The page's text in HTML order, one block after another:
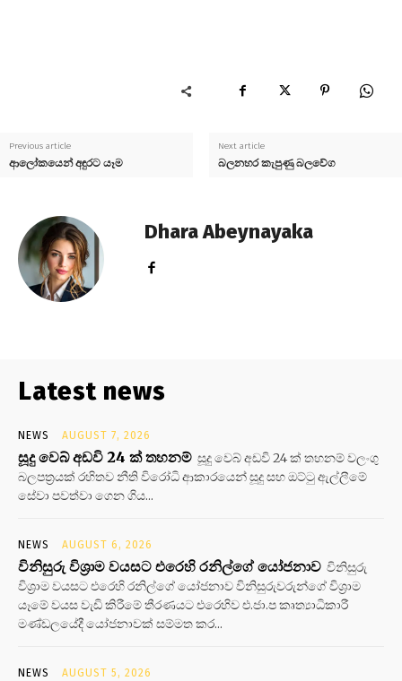
Previous article
ආලෝකයෙන් අඳුරට යෑම
Next article
බලනහර කැපුණු බලවේග
Dhara Abeynayaka
Latest news
NEWS AUGUST 7, 2026
සූදු වෙබ් අඩවි 24 ක් තහනම් සූදු වෙබ් අඩවි 24 ක් තහනම් වලංගු
බලපත්‍රයක් රහිතව නීති විරෝධි ආකාරයෙන් සූදු සහ ඔට්ටු ඇල්ලීමේ
සේවා පවත්වා ගෙන ගිය...
NEWS AUGUST 6, 2026
විනිසුරු විශ්‍රාම වයසට එරෙහි රනිල්ගේ යෝජනාව විනිසුරු
විශ්‍රාම වයසට එරෙහි රනිල්ගේ යෝජනාව විනිසුරුවරුන්ගේ විශ්‍රාම
යෑමේ වයස වැඩි කිරීමේ තීරණයට එරෙහිව එ.ජා.ප කෘත්‍යාධිකාරී
මණ්ඩලයේදී යෝජනාවක් සම්මත කර...
NEWS AUGUST 5, 2026